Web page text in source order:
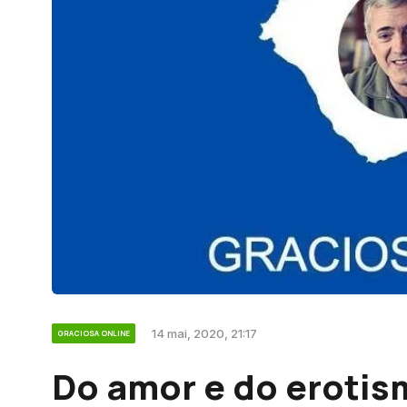
GRACIOSA ONLINE 14 mai, 2020, 21:17
Do amor e do